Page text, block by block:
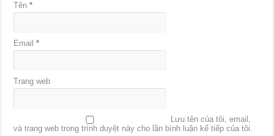
Tên*
Email*
Trang web
Lưu tên của tôi, email,
và trang web trong trình duyệt này cho lần bình luận kế tiếp của tôi.